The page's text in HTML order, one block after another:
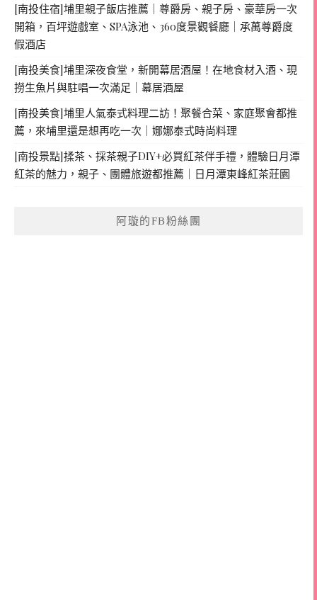
[南投住宿]埔里親子飯店推薦｜尊爵房、親子房、豪華房一次
開箱，百坪遊戲室、SPA泳池、360度景觀餐廳｜承萬尊爵度
假酒店
[南投美食]埔里深夜食堂，新開幕居酒屋！在地食材入酒、現
撈生魚片與駐唱一次滿足｜幕居酒屋
[南投美食]埔里人氣泰式料理二訪！聚餐合菜、家庭聚會都推
薦，來埔里還是想再吃一次｜娜娜泰式時尚料理
[南投景點]揉茶、採茶親子DIY+必買紅茶伴手禮，體驗日月潭
紅茶的魅力，親子、團體旅遊都推薦｜日月潭東峰紅茶莊園
阿璇的FB粉絲團